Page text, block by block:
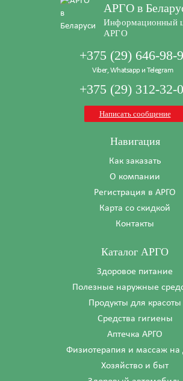
АРГО в
Информационный
АРГО
+375 (29) 646-98-
Viber, Whatsapp и Telegram
+375 (29) 312-32-
Написать сообщение
Навигация
Как заказать
О компании
Регистрация в АРГО
Карта со скидкой
Контакты
Каталог АРГО
Здоровое питание
Полезные наружные
Продукты для красоты
Средства гигиены
Аптечка АРГО
Физиотерапия и массаж на
Хозяйство и быт